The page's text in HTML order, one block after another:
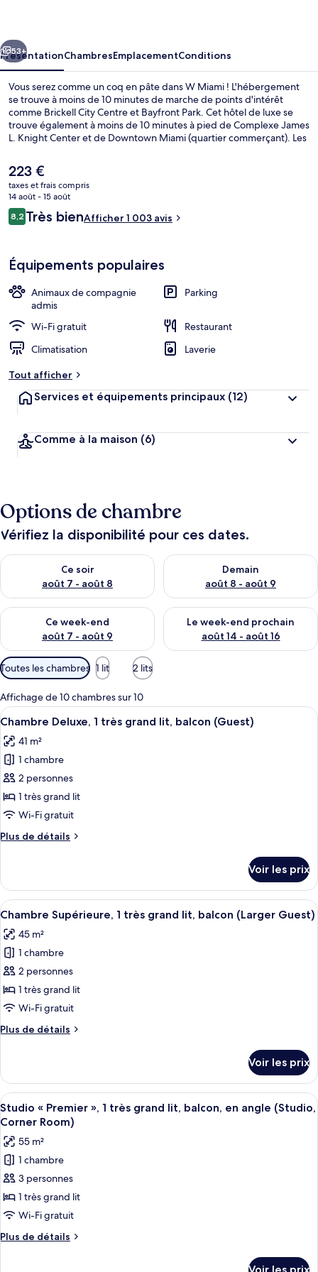
Suivant
53+
PrésentationChambresEmplacementConditions
Vous serez comme un coq en pâte dans W Miami ! L'hébergement
se trouve à moins de 10 minutes de marche de points d'intérêt
comme Brickell City Centre et Bayfront Park. Cet hôtel de luxe se
trouve également à moins de 10 minutes à pied de Complexe James
L. Knight Center et de Downtown Miami (quartier commerçant). Les
personnel attentionné. L'hébergement se situe à une très courte
distance à pied des transports publics : Arrêt de tram Fifth Street
Metromover se trouve à 3 min et Arrêt de tram Eighth Street
Metromover, à 6 min.
Le
prix
actuel
est
de
223 €
taxes et frais compris
14 août - 15 août
Avis
voyageurs
8,28,2 sur 10
Très bienAfficher 1 003 avis
Équipements populaires
Animaux de compagnie
admis
Parking
Wi-Fi gratuit
Restaurant
Climatisation
Laverie
Tout afficher
Services et équipements principaux (12)
Comme à la maison (6)
Options de chambre
Vérifiez la disponibilité pour ces dates.
Ce soir
août 7 - août 8
Vérifier la disponibilité pour ce soir août 7 - août 8
Demain
août 8 - août 9
Vérifier la disponibilité pour
Ce week-end
août 7 - août 9
Vérifier la disponibilité pour ce week-end août 7 - août 9
Le week-end prochain
août 14 - août 16
Vérifier la disponibilité pour
Filtres
disponibles
pour
les
chambres
Toutes les chambres 1 lit 2 lits
Affichage de 10 chambres sur 10
Afficher
toutes
les
photos
pour
ce
type
chambre :
très
grand
lit,
balcon
(Guest)
Une chambre d’hôtel avec un
3
Chambre Deluxe, 1 très grand lit, balcon (Guest)
41 m²
1 chambre
2 personnes
1 très grand lit
Wi-Fi gratuit
Plus de détails
Plus
le
type
de
Chambre
Deluxe,
très
grand
lit,
balcon
(Guest)
Voir les prix
Afficher
toutes
les
photos
pour
ce
type
chambre :
très
grand
lit,
balcon
(Larger
Guest)
Une chambre d’hôtel avec un grand
4
Chambre Supérieure, 1 très grand lit, balcon (Larger Guest)
45 m²
1 chambre
2 personnes
1 très grand lit
Wi-Fi gratuit
Plus de détails
Plus
le
type
de
chambre
Supérieure,
très
grand
lit,
(Larger
Guest)
Voir les prix
Afficher
toutes
les
photos
pour
ce
type
de
chambre :
Studio
Une chambre d’hôtel avec un
4
Studio « Premier », 1 très grand lit, balcon, en angle (Studio,
Corner Room)
55 m²
1 chambre
3 personnes
1 très grand lit
Wi-Fi gratuit
Plus de détails
Plus